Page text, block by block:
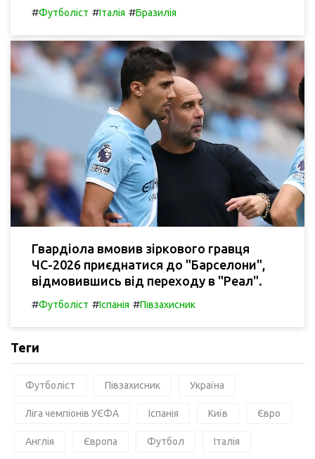
#Футболіст #Італія #Бразилія
Гвардіола вмовив зіркового гравця
ЧС-2026 приєднатися до "Барселони",
відмовившись від переходу в "Реал".
#Футболіст #Іспанія #Півзахисник
Теги
Футболіст Півзахисник Україна
Ліга чемпіонів УЄФА Іспанія Київ Євро
Англія Європа Футбол Італія